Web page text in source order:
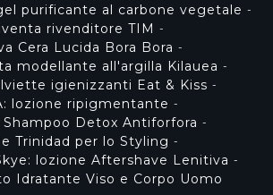
purificante al carbone vegetale -
rivenditore TIM -
Cera Lucida Bora Bora -
modellante all'argilla Kilauea -
igienizzanti Eat & Kiss -
lozione ripigmentante -
Detox Antiforfora -
e Trinidad per lo Styling -
lozione Aftershave Lenitiva -
Idratante Viso e Corpo Uomo